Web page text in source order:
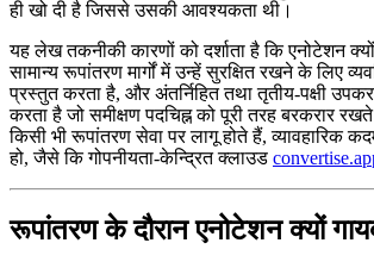
ही खो दी है जिससे उसकी आवश्यकता थी।
यह लेख तकनीकी कारणों को दर्शाता है कि एनोटेशन
सामान्य रूपांतरण मार्गों में उन्हें सुरक्षित रखने के लिए
प्रस्तुत करता है, और अंतर्निहित तथा तृतीय‑पक्षी
करता है जो समीक्षण पदचिह्न को पूरी तरह बरकरार
किसी भी रूपांतरण सेवा पर लागू होते हैं, व्यावहारिक
हो, जैसे कि गोपनीयता‑केन्द्रित क्लाउड
रूपांतरण के दौरान एनोटेशन क्यों